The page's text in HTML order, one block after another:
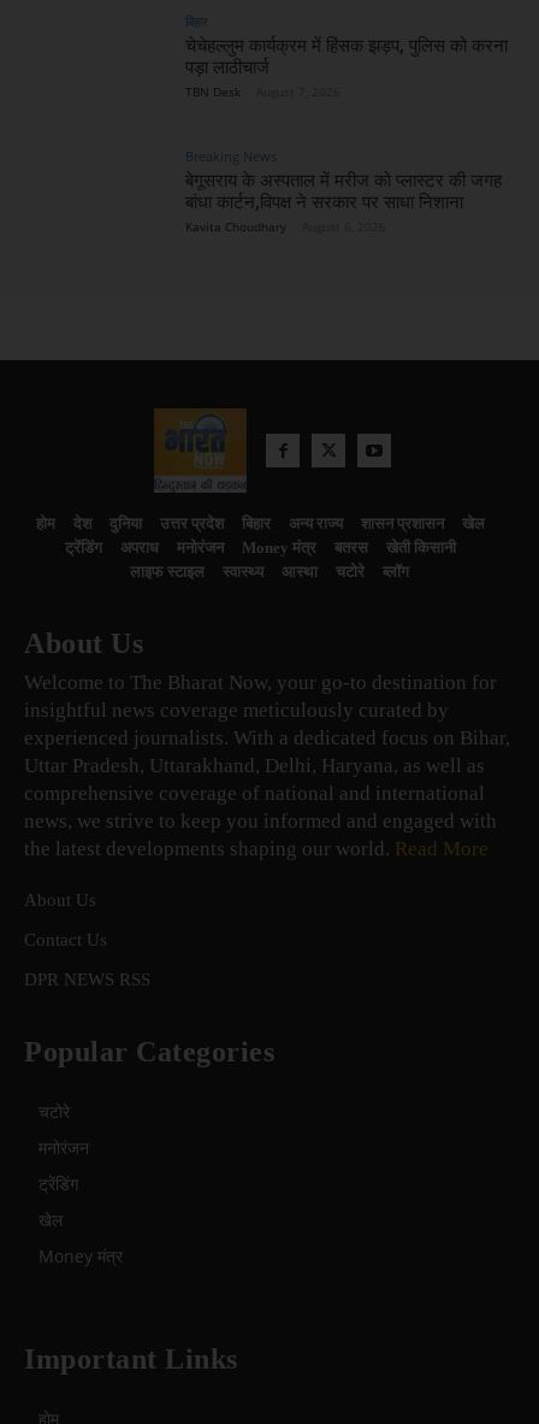
बिहार
चेचेहल्लुम कार्यक्रम में हिंसक झड़प, पुलिस को करना
पड़ा लाठीचार्ज
TBN Desk
Breaking News
बेगूसराय के अस्पताल में मरीज को प्लास्टर की जगह
बांधा कार्टन,विपक्ष ने सरकार पर साधा निशाना
Kavita Choudhary
होम देश दुनिया उत्तर प्रदेश बिहार अन्य राज्य शासन प्रशासन
खेल
ट्रेंडिंग
अपराध मनोरंजन Money मंत्र बतरस
खेती किसानी
लाइफ स्टाइल
स्वास्थ्य आस्था चटोरे ब्लॉग
About Us
Welcome to The Bharat Now, your go-to destination for
insightful news coverage meticulously curated by
experienced journalists. With a dedicated focus on Bihar,
Uttar Pradesh, Uttarakhand, Delhi, Haryana, as well as
comprehensive coverage of national and international
news, we strive to keep you informed and engaged with
the latest developments shaping our world. Read More
About Us
Contact Us
DPR NEWS RSS
Popular Categories
चटोरे
मनोरंजन
ट्रेंडिंग
खेल
Money मंत्र
Important Links
होम